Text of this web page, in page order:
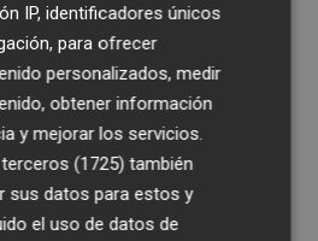
campaña de
públicos y
en la Región. "Todos los
condenar con
estos intentos de
señalan.
IP, identificadores únicos
para ofrecer
personalizados, medir
obtener información
y mejorar los servicios.
(1725) también
sus datos para estos y
el uso de datos de